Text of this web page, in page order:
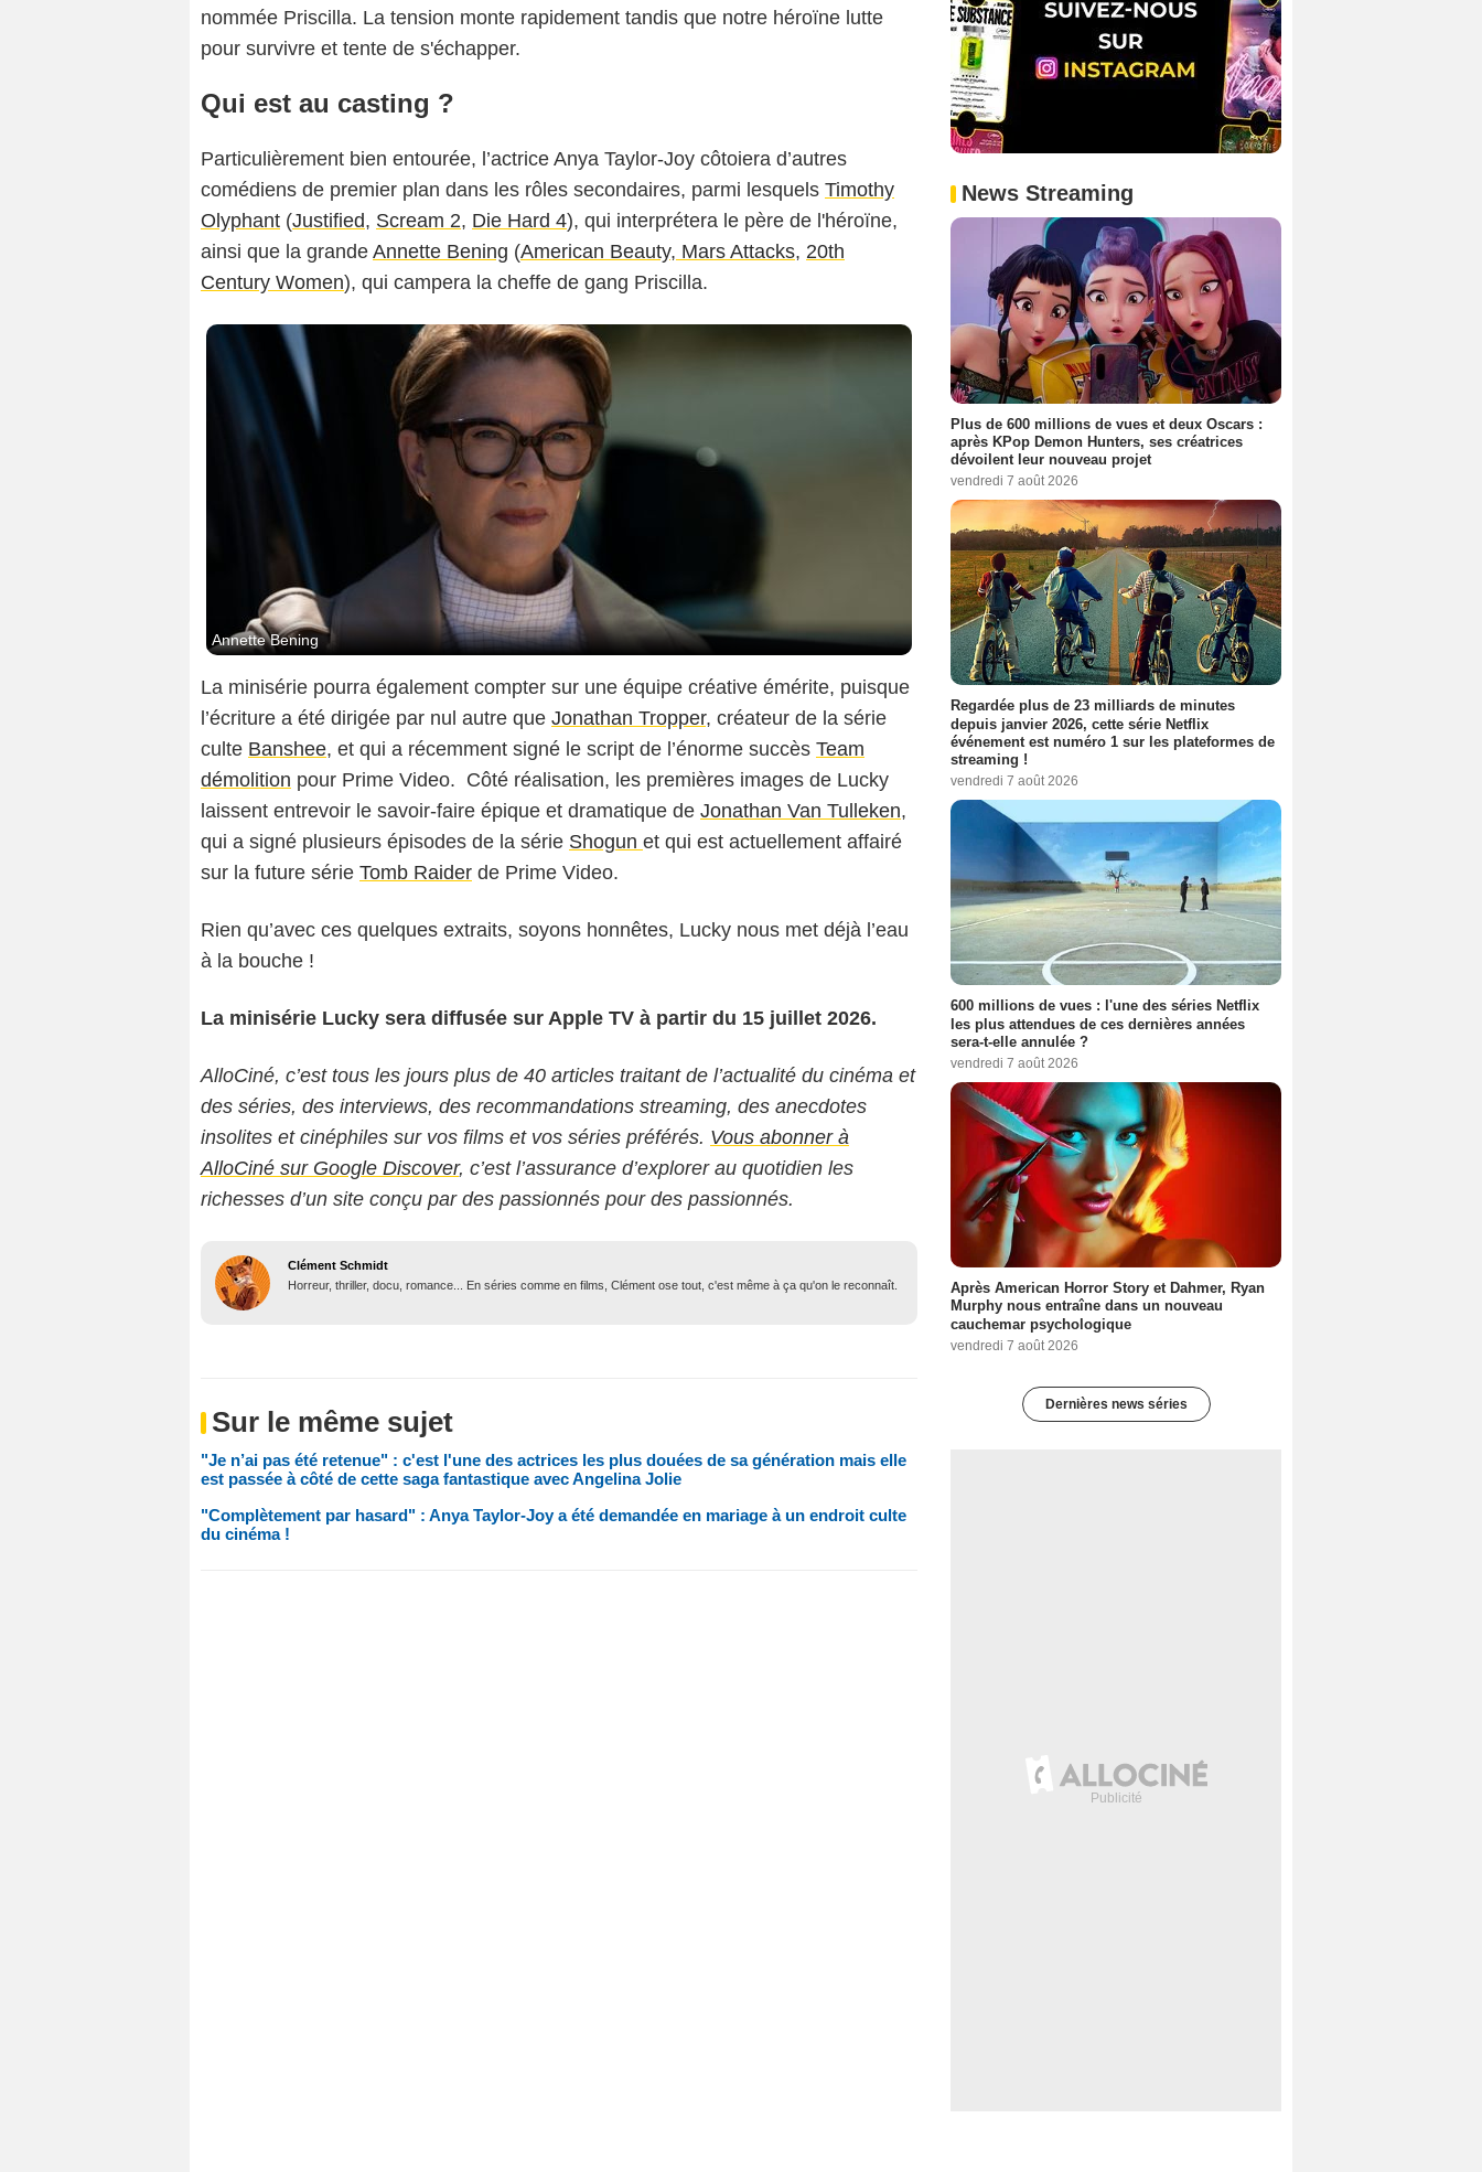
nommée Priscilla. La tension monte rapidement tandis que notre héroïne lutte
pour survivre et tente de s'échapper.
Qui est au casting ?
Particulièrement bien entourée, l’actrice Anya Taylor-Joy côtoiera d’autres
comédiens de premier plan dans les rôles secondaires, parmi lesquels Timothy
Olyphant (Justified, Scream 2, Die Hard 4), qui interprétera le père de l'héroïne,
ainsi que la grande Annette Bening (American Beauty, Mars Attacks, 20th
Century Women), qui campera la cheffe de gang Priscilla.
Annette Bening
La minisérie pourra également compter sur une équipe créative émérite, puisque
l’écriture a été dirigée par nul autre que Jonathan Tropper, créateur de la série
culte Banshee, et qui a récemment signé le script de l’énorme succès Team
démolition pour Prime Video. Côté réalisation, les premières images de Lucky
laissent entrevoir le savoir-faire épique et dramatique de Jonathan Van Tulleken,
qui a signé plusieurs épisodes de la série Shogun et qui est actuellement affairé
sur la future série Tomb Raider de Prime Video.
Rien qu’avec ces quelques extraits, soyons honnêtes, Lucky nous met déjà l’eau
à la bouche !
La minisérie Lucky sera diffusée sur Apple TV à partir du 15 juillet 2026.
AlloCiné, c’est tous les jours plus de 40 articles traitant de l’actualité du cinéma et
des séries, des interviews, des recommandations streaming, des anecdotes
insolites et cinéphiles sur vos films et vos séries préférés. Vous abonner à
AlloCiné sur Google Discover, c’est l’assurance d’explorer au quotidien les
richesses d’un site conçu par des passionnés pour des passionnés.
Clément Schmidt
Horreur, thriller, docu, romance... En séries comme en films, Clément ose tout, c'est même à ça qu'on le reconnaît.
Sur le même sujet
"Je n’ai pas été retenue" : c'est l'une des actrices les plus douées de sa génération mais elle
est passée à côté de cette saga fantastique avec Angelina Jolie
"Complètement par hasard" : Anya Taylor-Joy a été demandée en mariage à un endroit culte
du cinéma !
News Streaming
Plus de 600 millions de vues et deux Oscars :
après KPop Demon Hunters, ses créatrices
dévoilent leur nouveau projet
vendredi 7 août 2026
Regardée plus de 23 milliards de minutes
depuis janvier 2026, cette série Netflix
événement est numéro 1 sur les plateformes de
streaming !
vendredi 7 août 2026
600 millions de vues : l'une des séries Netflix
les plus attendues de ces dernières années
sera-t-elle annulée ?
vendredi 7 août 2026
Après American Horror Story et Dahmer, Ryan
Murphy nous entraîne dans un nouveau
cauchemar psychologique
vendredi 7 août 2026
Dernières news séries